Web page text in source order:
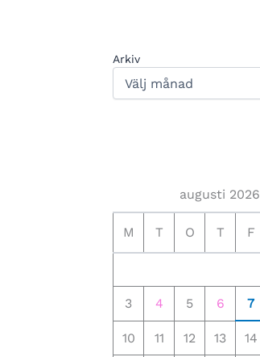
Arkiv
augusti 2026
M T O T F
3 4 5 6 7
10 11 12 13 14